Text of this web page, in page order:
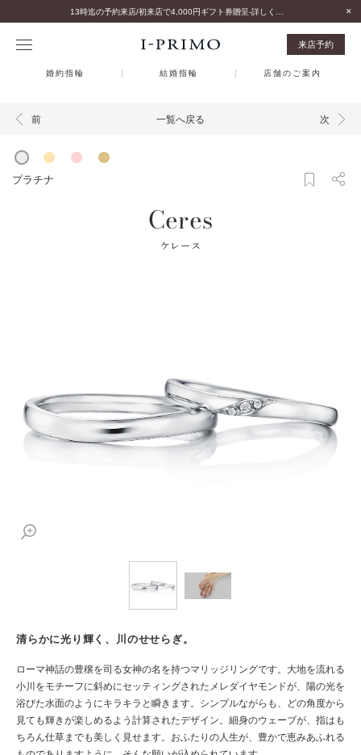
来店予約
婚約指輪 結婚指輪 店舗のご案内
前 一覧へ戻る 次
プラチナ
Ceres
ケレース
清らかに光り輝く、川のせせらぎ。
ローマ神話の豊穣を司る女神の名を持つマリッジリングです。大地を流れる
小川をモチーフに斜めにセッティングされたメレダイヤモンドが、陽の光を
浴びた水面のようにキラキラと瞬きます。シンプルながらも、どの角度から
見ても輝きが楽しめるよう計算されたデザイン。細身のウェーブが、指はも
ちろん仕草までも美しく見せます。おふたりの人生が、豊かで恵みあふれる